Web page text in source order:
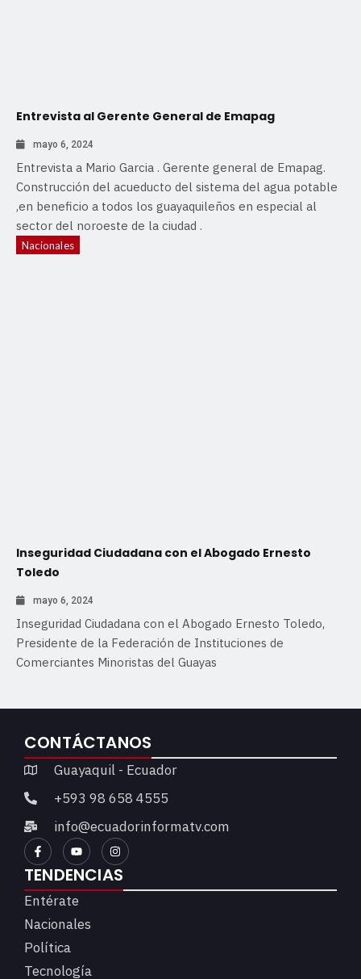
Entrevista al Gerente General de Emapag
mayo 6, 2024
Entrevista a Mario Garcia . Gerente general de Emapag.
Construcción del acueducto del sistema del agua potable
,en beneficio a todos los guayaquileños en especial al
sector del noroeste de la ciudad .
Nacionales
Inseguridad Ciudadana con el Abogado Ernesto
Toledo
mayo 6, 2024
Inseguridad Ciudadana con el Abogado Ernesto Toledo,
Presidente de la Federación de Instituciones de
Comerciantes Minoristas del Guayas
CONTÁCTANOS
Guayaquil - Ecuador
+593 98 658 4555
info@ecuadorinformatv.com
TENDENCIAS
Entérate
Nacionales
Política
Tecnología